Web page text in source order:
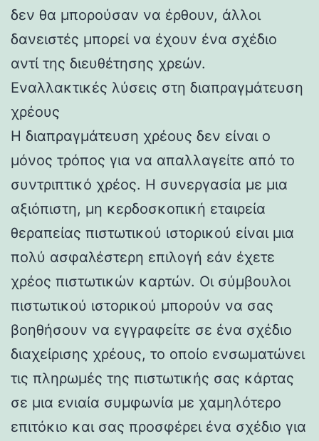
δεν θα μπορούσαν να έρθουν, άλλοι
δανειστές μπορεί να έχουν ένα σχέδιο
αντί της διευθέτησης χρεών.
Εναλλακτικές λύσεις στη διαπραγμάτευση
χρέους
Η διαπραγμάτευση χρέους δεν είναι ο
μόνος τρόπος για να απαλλαγείτε από το
συντριπτικό χρέος. Η συνεργασία με μια
αξιόπιστη, μη κερδοσκοπική εταιρεία
θεραπείας πιστωτικού ιστορικού είναι μια
πολύ ασφαλέστερη επιλογή εάν έχετε
χρέος πιστωτικών καρτών. Οι σύμβουλοι
πιστωτικού ιστορικού μπορούν να σας
βοηθήσουν να εγγραφείτε σε ένα σχέδιο
διαχείρισης χρέους, το οποίο ενσωματώνει
τις πληρωμές της πιστωτικής σας κάρτας
σε μια ενιαία συμφωνία με χαμηλότερο
επιτόκιο και σας προσφέρει ένα σχέδιο για